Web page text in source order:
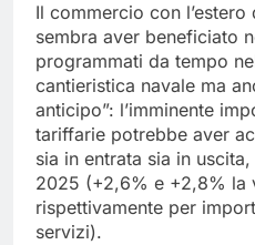
Il commercio con l’estero
sembra aver beneficiato
programmati da tempo
cantieristica navale ma
anticipo”: l’imminente
tariffarie potrebbe aver
sia in entrata sia in
2025 (+2,6% e +2,8% la
rispettivamente per
servizi).